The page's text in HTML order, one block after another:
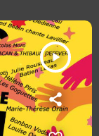
play_arrow